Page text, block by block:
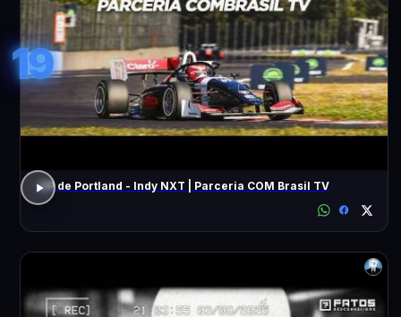
19
GP de Portland - Indy NXT | Parceria COM Brasil TV